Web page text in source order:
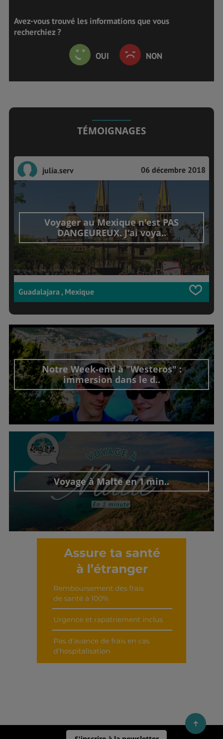
Avez-vous trouvé les informations que vous
recherchiez ?
OUI NON
TÉMOIGNAGES
julia.serv 06 décembre 2018
Voyager au Mexique n'est PAS
DANGEUREUX. J'ai voya..
Guadalajara , Mexique
Notre Week-end à "Westeros" :
immersion dans le d..
Découvrir cet interview
Voyage à Malte en 1 min..
Découvrir cet interview